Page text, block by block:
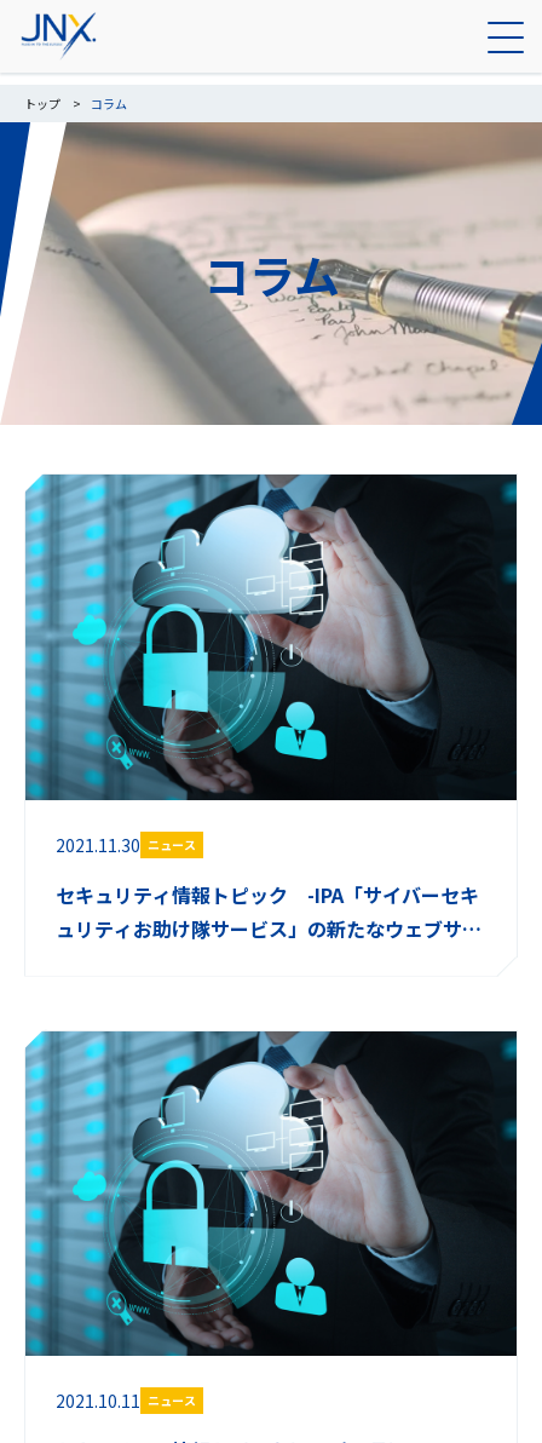
トップ コラム
コラム
2021.11.30 ニュース
セキュリティ情報トピック -IPA「サイバーセキ
ュリティお助け隊サービス」の新たなウェブサイ
2021.10.11 ニュース